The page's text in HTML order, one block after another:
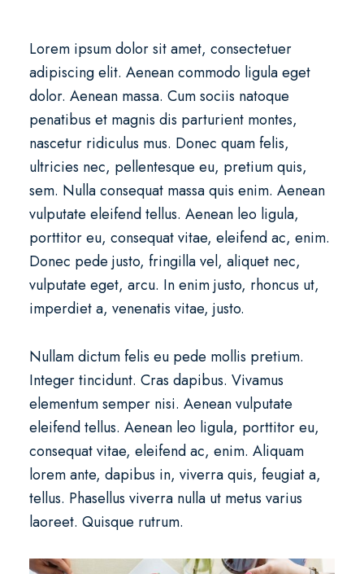
Lorem ipsum dolor sit amet, consectetuer
adipiscing elit. Aenean commodo ligula eget
dolor. Aenean massa. Cum sociis natoque
penatibus et magnis dis parturient montes,
nascetur ridiculus mus. Donec quam felis,
ultricies nec, pellentesque eu, pretium quis,
sem. Nulla consequat massa quis enim. Aenean
vulputate eleifend tellus. Aenean leo ligula,
porttitor eu, consequat vitae, eleifend ac, enim.
Donec pede justo, fringilla vel, aliquet nec,
vulputate eget, arcu. In enim justo, rhoncus ut,
imperdiet a, venenatis vitae, justo.
Nullam dictum felis eu pede mollis pretium.
Integer tincidunt. Cras dapibus. Vivamus
elementum semper nisi. Aenean vulputate
eleifend tellus. Aenean leo ligula, porttitor eu,
consequat vitae, eleifend ac, enim. Aliquam
lorem ante, dapibus in, viverra quis, feugiat a,
tellus. Phasellus viverra nulla ut metus varius
laoreet. Quisque rutrum.